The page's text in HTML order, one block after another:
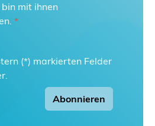
mit ihnen
*
(*) markierten Felder
Abonnieren